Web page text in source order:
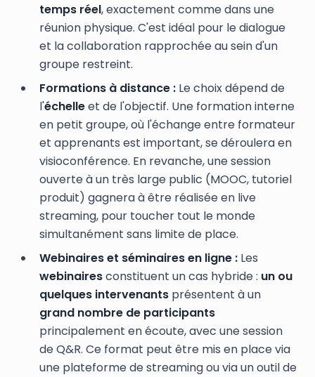
temps réel, exactement comme dans une
réunion physique. C'est idéal pour le dialogue
et la collaboration rapprochée au sein d'un
groupe restreint.
Formations à distance : Le choix dépend de
l'échelleet de l'objectif. Une formation interne
en petit groupe, où l'échange entre formateur
et apprenants est important, se déroulera en
visioconférence. En revanche, une session
ouverte à un très large public (MOOC, tutoriel
produit) gagnera à être réalisée en live
streaming, pour toucher tout le monde
simultanément sans limite de place.
Webinaires et séminaires en ligne : Les
webinairesconstituent un cas hybride : un ou
quelques intervenants présentent à un
grand nombre de participants
principalement en écoute, avec une session
de Q&R. Ce format peut être mis en place via
une plateforme de streaming ou via un outil de